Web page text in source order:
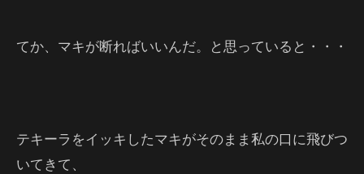
てか、マキが断ればいいんだ。と思っていると・・・
テキーラをイッキしたマキがそのまま私の口に飛びつ
いてきて、